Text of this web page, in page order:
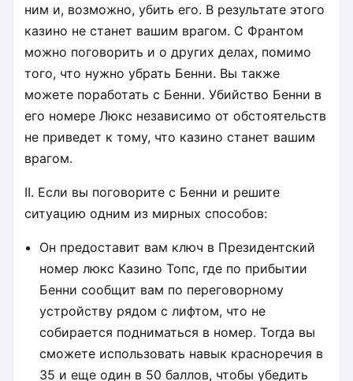
ним и, возможно, убить его. В результате этого
казино не станет вашим врагом. С Франтом
можно поговорить и о других делах, помимо
того, что нужно убрать Бенни. Вы также
можете поработать с Бенни. Убийство Бенни в
его номере Люкс независимо от обстоятельств
не приведет к тому, что казино станет вашим
врагом.
II. Если вы поговорите с Бенни и решите
ситуацию одним из мирных способов:
Он предоставит вам ключ в Президентский
номер люкс Казино Топс, где по прибытии
Бенни сообщит вам по переговорному
устройству рядом с лифтом, что не
собирается подниматься в номер. Тогда вы
сможете использовать навык красноречия в
35 и еще один в 50 баллов, чтобы убедить